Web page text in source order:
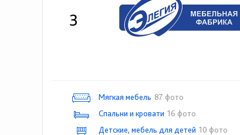
3
Мягкая мебель 87 фото
Спальни и кровати 16 фото
Детские, мебель для детей 10 фото